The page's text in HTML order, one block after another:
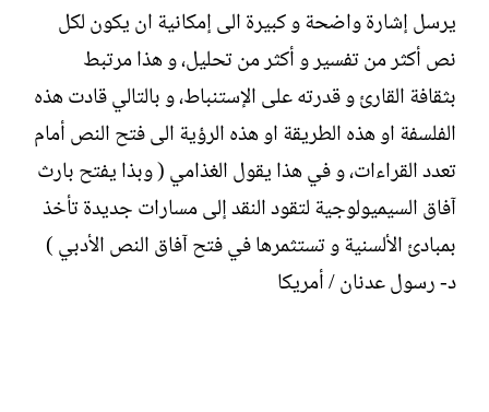
يرسل إشارة واضحة و كبيرة الى إمكانية ان يكون لكل
نص أكثر من تفسير و أكثر من تحليل، و هذا مرتبط
بثقافة القارئ و قدرته على الإستنباط، و بالتالي قادت هذه
الفلسفة او هذه الطريقة او هذه الرؤية الى فتح النص أمام
تعدد القراءات، و في هذا يقول الغذامي ( وبذا يفتح بارث
آفاق السيميولوجية لتقود النقد إلى مسارات جديدة تأخذ
بمبادئ الألسنية و تستثمرها في فتح آفاق النص الأدبي )
د- رسول عدنان / أمريكا